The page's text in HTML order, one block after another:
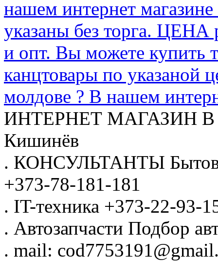
нашем интернет
указаны без торга.
и опт. Вы можете купить
канцтовары по указаной
молдове ? В нашем
ИНТЕРНЕТ МАГАЗИН
Кишинёв
. КОНСУЛЬТАНТЫ
+373-78-181-181
. IT-техника +373-22-93-
. Автозапчасти Подбор
. mail: